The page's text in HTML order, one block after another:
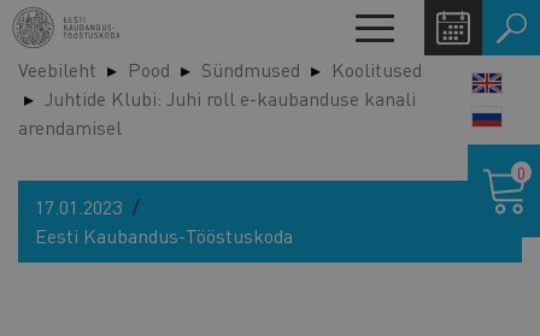
Liigu
edasi
põhisisu
juurde
Toggle
navigation
Veebileht Pood Sündmused
Koolitused
Juhtide Klubi: Juhi roll e-kaubanduse kanali
arendamisel
17.01.2023
Eesti Kaubandus-Tööstuskoda
0